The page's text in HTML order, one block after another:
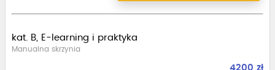
kat. B, E-learning i praktyka
Manualna skrzynia
4200 zł